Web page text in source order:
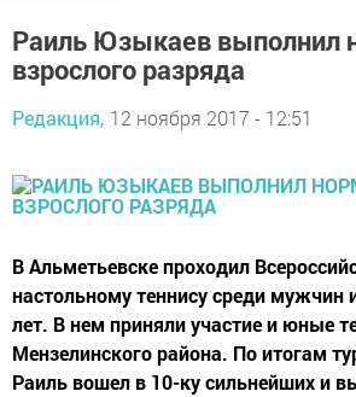
Раиль Юзыкаев выполнил
взрослого разряда
Редакция, 12 ноября 2017 - 12:51
В Альметьевске проходил
настольному теннису среди
лет. В нем приняли участие и юные
Мензелинского района. По итогам
Раиль вошел в 10-ку сильнейших и